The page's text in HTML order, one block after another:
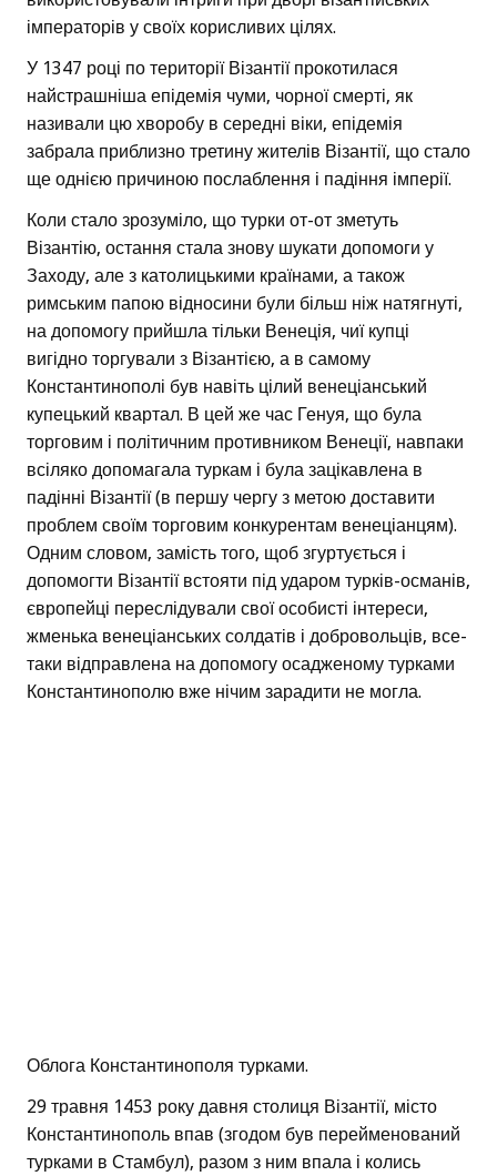
імператорів у своїх корисливих цілях.
У 1347 році по території Візантії прокотилася
найстрашніша епідемія чуми, чорної смерті, як
називали цю хворобу в середні віки, епідемія
забрала приблизно третину жителів Візантії, що стало
ще однією причиною послаблення і падіння імперії.
Коли стало зрозуміло, що турки от-от зметуть
Візантію, остання стала знову шукати допомоги у
Заходу, але з католицькими країнами, а також
римським папою відносини були більш ніж натягнуті,
на допомогу прийшла тільки Венеція, чиї купці
вигідно торгували з Візантією, а в самому
Константинополі був навіть цілий венеціанський
купецький квартал. В цей же час Генуя, що була
торговим і політичним противником Венеції, навпаки
всіляко допомагала туркам і була зацікавлена в
падінні Візантії (в першу чергу з метою доставити
проблем своїм торговим конкурентам венеціанцям).
Одним словом, замість того, щоб згуртується і
допомогти Візантії встояти під ударом турків-османів,
європейці переслідували свої особисті інтереси,
жменька венеціанських солдатів і добровольців, все-
таки відправлена на допомогу осадженому турками
Константинополю вже нічим зарадити не могла.
Облога Константинополя турками.
29 травня 1453 року давня столиця Візантії, місто
Константинополь впав (згодом був перейменований
турками в Стамбул), разом з ним впала і колись